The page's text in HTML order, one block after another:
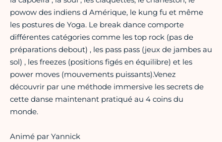
powow des indiens d Amérique, le kung fu et même
les postures de Yoga. Le break dance comporte
différentes catégories comme les top rock (pas de
préparations debout) , les pass pass (jeux de jambes au
sol) , les freezes (positions figés en équilibre) et les
power moves (mouvements puissants).Venez
découvrir par une méthode immersive les secrets de
cette danse maintenant pratiqué au 4 coins du
monde.
Animé par Yannick